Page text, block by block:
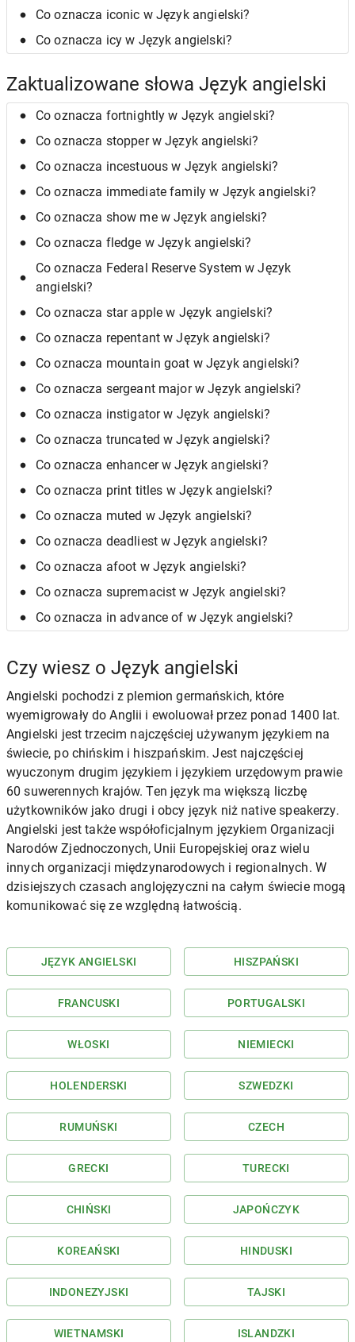
Co oznacza iconic w Język angielski?
Co oznacza icy w Język angielski?
Zaktualizowane słowa Język angielski
Co oznacza fortnightly w Język angielski?
Co oznacza stopper w Język angielski?
Co oznacza incestuous w Język angielski?
Co oznacza immediate family w Język angielski?
Co oznacza show me w Język angielski?
Co oznacza fledge w Język angielski?
Co oznacza Federal Reserve System w Język
angielski?
Co oznacza star apple w Język angielski?
Co oznacza repentant w Język angielski?
Co oznacza mountain goat w Język angielski?
Co oznacza sergeant major w Język angielski?
Co oznacza instigator w Język angielski?
Co oznacza truncated w Język angielski?
Co oznacza enhancer w Język angielski?
Co oznacza print titles w Język angielski?
Co oznacza muted w Język angielski?
Co oznacza deadliest w Język angielski?
Co oznacza afoot w Język angielski?
Co oznacza supremacist w Język angielski?
Co oznacza in advance of w Język angielski?
Czy wiesz o Język angielski
Angielski pochodzi z plemion germańskich, które
wyemigrowały do Anglii i ewoluował przez ponad 1400 lat.
Angielski jest trzecim najczęściej używanym językiem na
świecie, po chińskim i hiszpańskim. Jest najczęściej
wyuczonym drugim językiem i językiem urzędowym prawie
60 suwerennych krajów. Ten język ma większą liczbę
użytkowników jako drugi i obcy język niż native speakerzy.
Angielski jest także współoficjalnym językiem Organizacji
Narodów Zjednoczonych, Unii Europejskiej oraz wielu
innych organizacji międzynarodowych i regionalnych. W
dzisiejszych czasach anglojęzyczni na całym świecie mogą
komunikować się ze względną łatwością.
JĘZYK ANGIELSKI HISZPAŃSKI
FRANCUSKI PORTUGALSKI
WŁOSKI NIEMIECKI
HOLENDERSKI SZWEDZKI
RUMUŃSKI CZECH
GRECKI TURECKI
CHIŃSKI JAPOŃCZYK
KOREAŃSKI HINDUSKI
INDONEZYJSKI TAJSKI
WIETNAMSKI ISLANDZKI